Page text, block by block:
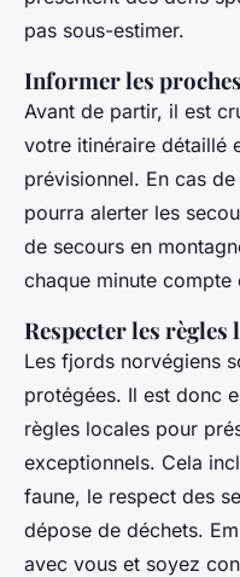
pas sous-estimer.
Informer les
Avant de partir, il est
votre itinéraire détaillé
prévisionnel. En cas
pourra alerter les
de secours en
chaque minute compte
Respecter les règles
Les fjords norvégiens
protégées. Il est donc
règles locales pour
exceptionnels. Cela
faune, le respect des
dépose de déchets.
avec vous et soyez